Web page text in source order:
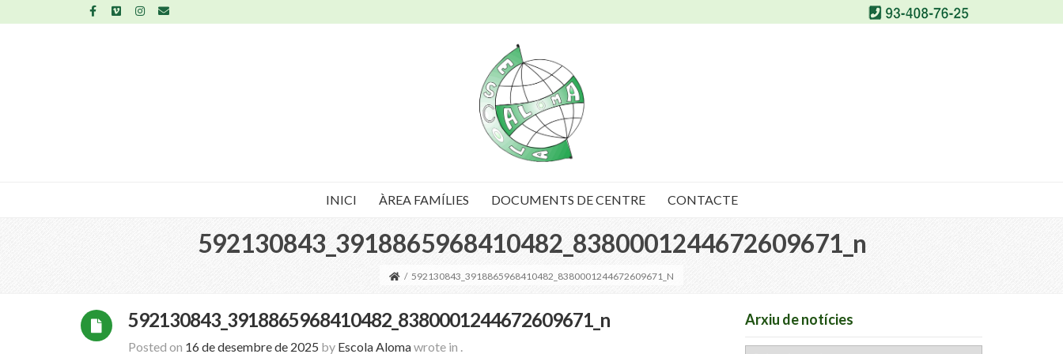
INICI ÀREA FAMÍLIES DOCUMENTS DE CENTRE CONTACTE
592130843_3918865968410482_8380001244672609671_n
/ 592130843_3918865968410482_8380001244672609671_N
592130843_3918865968410482_8380001244672609671_n
Posted on 16 de desembre de 2025 by Escola Alomawrote in .
Arxiu de notícies